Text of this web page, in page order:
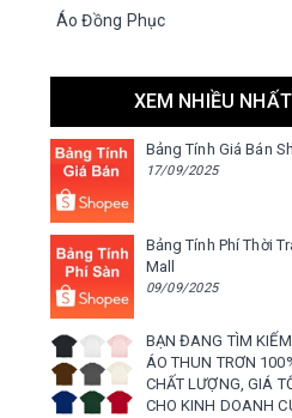
Áo Đồng Phục
XEM NHIỀU NHẤT
Bảng Tính Giá Bán
17/09/2025
Bảng Tính Phí Thời
Mall
09/09/2025
BẠN ĐANG TÌM
ÁO THUN TRƠN
CHẤT LƯỢNG, GIÁ
CHO KINH DOANH